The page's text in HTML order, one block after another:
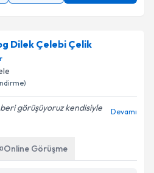
Dilek Çelebi Çelik
görüşüyoruz kendisiyle
Devamı
Online Görüşme